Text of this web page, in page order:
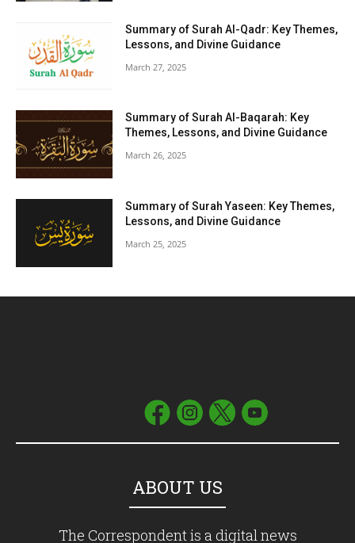
Summary of Surah Al-Qadr: Key Themes,
Lessons, and Divine Guidance
March 27, 2025
Summary of Surah Al-Baqarah: Key
Themes, Lessons, and Divine Guidance
March 26, 2025
Summary of Surah Yaseen: Key Themes,
Lessons, and Divine Guidance
March 25, 2025
ABOUT US
The Correspondent is a digital news